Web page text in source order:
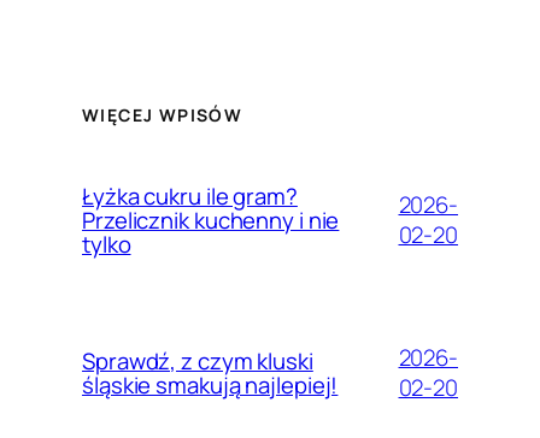
WIĘCEJ WPISÓW
Łyżka cukru ile gram?
Przelicznik kuchenny i nie
tylko
2026-
02-20
Sprawdź, z czym kluski
śląskie smakują najlepiej!
2026-
02-20